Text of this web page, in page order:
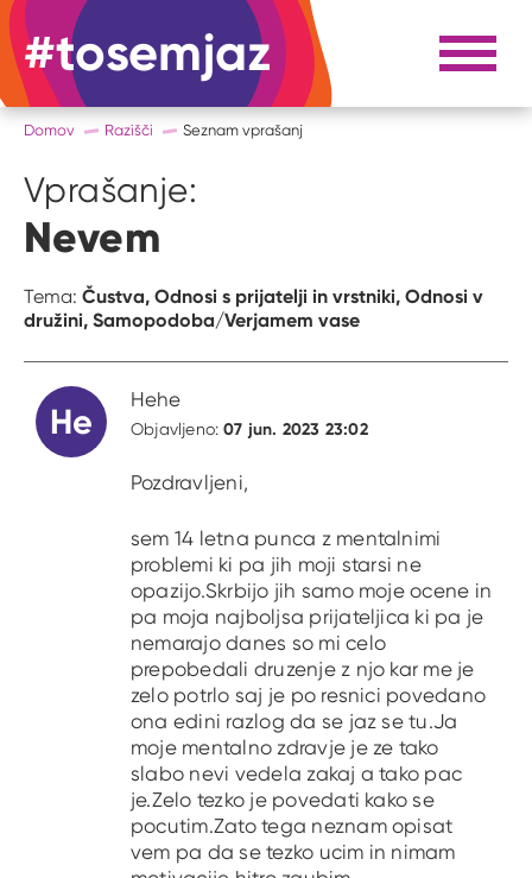
#tosemjaz #to sem jaz Razpri
Domov Razišči Seznam vprašanj
Vprašanje:
Nevem
Tema: Čustva, Odnosi s prijatelji in vrstniki, Odnosi v
družini, Samopodoba/Verjamem vase
He
Hehe
Objavljeno:07 jun. 2023 23:02
Pozdravljeni,
sem 14 letna punca z mentalnimi
problemi ki pa jih moji starsi ne
opazijo.Skrbijo jih samo moje ocene in
pa moja najboljsa prijateljica ki pa je
nemarajo danes so mi celo
prepobedali druzenje z njo kar me je
zelo potrlo saj je po resnici povedano
ona edini razlog da se jaz se tu.Ja
moje mentalno zdravje je ze tako
slabo nevi vedela zakaj a tako pac
je.Zelo tezko je povedati kako se
pocutim.Zato tega neznam opisat
vem pa da se tezko ucim in nimam